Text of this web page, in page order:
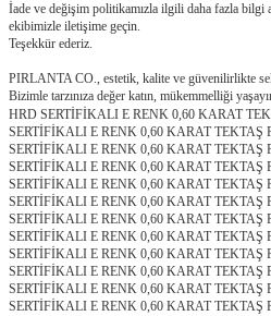
İade ve değişim politikamızla ilgili daha fazla bilgi
ekibimizle iletişime geçin.
Teşekkür ederiz.
PIRLANTA CO., estetik, kalite ve güvenilirlikte
Bizimle tarzınıza değer katın, mükemmelliği
HRD SERTİFİKALI E RENK 0,60 KARAT
SERTİFİKALI E RENK 0,60 KARAT
SERTİFİKALI E RENK 0,60 KARAT
SERTİFİKALI E RENK 0,60 KARAT
SERTİFİKALI E RENK 0,60 KARAT
SERTİFİKALI E RENK 0,60 KARAT
SERTİFİKALI E RENK 0,60 KARAT
SERTİFİKALI E RENK 0,60 KARAT
SERTİFİKALI E RENK 0,60 KARAT
SERTİFİKALI E RENK 0,60 KARAT
SERTİFİKALI E RENK 0,60 KARAT
SERTİFİKALI E RENK 0,60 KARAT TEKTAŞ